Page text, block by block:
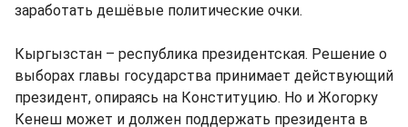
заработать дешёвые политические очки.
Кыргызстан – республика президентская. Решение о
выборах главы государства принимает действующий
президент, опираясь на Конституцию. Но и Жогорку
Кенеш может и должен поддержать президента в